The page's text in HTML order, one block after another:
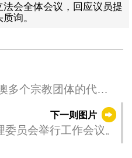
会全体会议，回应议员提
询。
多个宗教团体的代
下一则图片
员会举行工作会议。